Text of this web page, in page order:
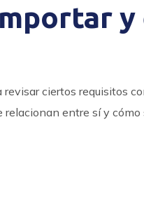
ciertos requisitos
entre sí y